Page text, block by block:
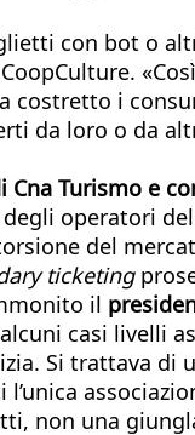
con bot o
i
da loro o da
Turismo e
operatori
del
ticketing
il
casi livelli
Si trattava di
l’unica
non una